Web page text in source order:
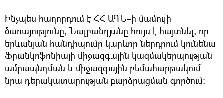
Ինչպես հաղորդում է ՀՀ ԱԳՆ–ի մամուլի
ծառայությունը, Նալբանդյանը հույս է հայտնել, որ
երևանյան հանդիպումը կարևոր ներդրում կունենա
Ֆրանկոֆոնիայի միջազգային կազմակերպության
ամրապնդման և միջազգային բեմահարթակում
նրա դերակատարության բարձրացման գործում։